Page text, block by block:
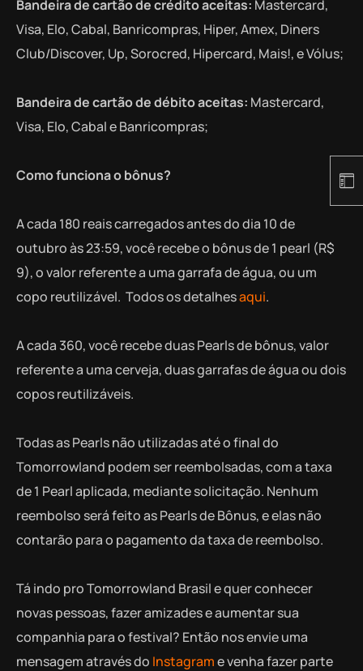
Bandeira de cartão de crédito aceitas: Mastercard,
Visa, Elo, Cabal, Banricompras, Hiper, Amex, Diners
Club/Discover, Up, Sorocred, Hipercard, Mais!, e Vólus;
Bandeira de cartão de débito aceitas: Mastercard,
Visa, Elo, Cabal e Banricompras;
Como funciona o bônus?
A cada 180 reais carregados antes do dia 10 de
outubro às 23:59, você recebe o bônus de 1 pearl (R$
9), o valor referente a uma garrafa de água, ou um
copo reutilizável. Todos os detalhesaqui.
A cada 360, você recebe duas Pearls de bônus, valor
referente a uma cerveja, duas garrafas de água ou dois
copos reutilizáveis.
Todas as Pearls não utilizadas até o final do
Tomorrowland podem ser reembolsadas, com a taxa
de 1 Pearl aplicada, mediante solicitação. Nenhum
reembolso será feito as Pearls de Bônus, e elas não
contarão para o pagamento da taxa de reembolso.
Tá indo pro Tomorrowland Brasil e quer conhecer
novas pessoas, fazer amizades e aumentar sua
companhia para o festival? Então nos envie uma
mensagem através do Instagrame venha fazer parte